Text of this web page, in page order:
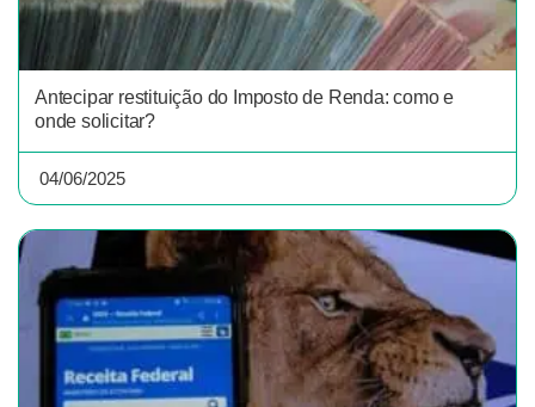
Antecipar restituição do Imposto de Renda: como e
onde solicitar?
04/06/2025